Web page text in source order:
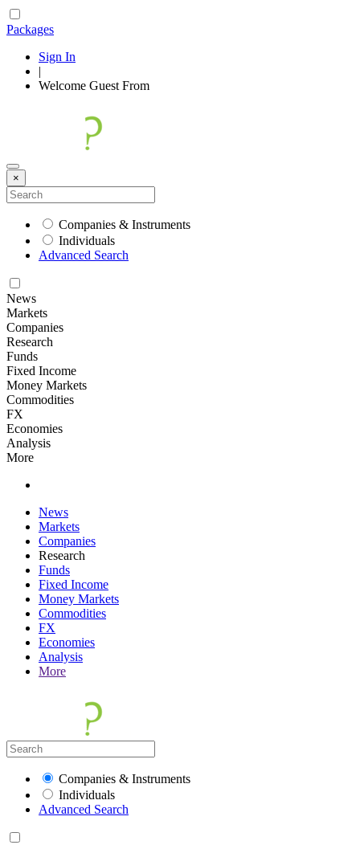
Packages
Sign In
|
Welcome Guest From
×
Companies & Instruments
Individuals
Advanced Search
News
Markets
Companies
Research
Funds
Fixed Income
Money Markets
Commodities
FX
Economies
Analysis
More
News
Markets
Companies
Research
Funds
Fixed Income
Money Markets
Commodities
FX
Economies
Analysis
More
Companies & Instruments
Individuals
Advanced Search